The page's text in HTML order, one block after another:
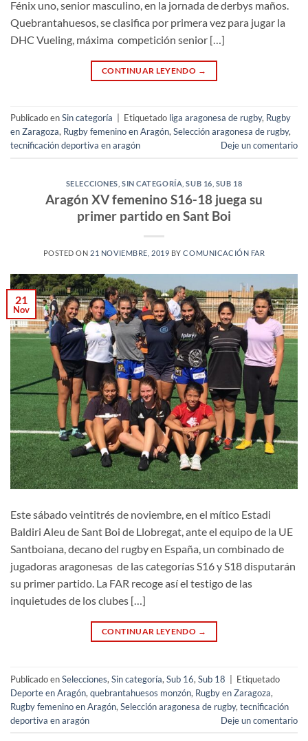
Fénix uno, senior masculino, en la jornada de derbys maños.
Quebrantahuesos, se clasifica por primera vez para jugar la
DHC Vueling, máxima competición senior […]
CONTINUAR LEYENDO →
Publicado enSin categoría Etiquetado liga aragonesa de rugby, Rugby
en Zaragoza, Rugby femenino en Aragón,Selección aragonesa de rugby,
tecnificación deportiva en aragón
Deje un comentario
SELECCIONES SIN CATEGORÍA ,SUB 16 SUB 18
Aragón XV femenino S16-18 juega su
primer partido en Sant Boi
POSTED ON 21 NOVIEMBRE, 2019 BYCOMUNICACIÓN FAR
21
Nov
Este sábado veintitrés de noviembre, en el mítico Estadi
Baldiri Aleu de Sant Boi de Llobregat, ante el equipo de la UE
Santboiana, decano del rugby en España, un combinado de
jugadoras aragonesas de las categorías S16 y S18 disputarán
su primer partido. La FAR recoge así el testigo de las
inquietudes de los clubes […]
CONTINUAR LEYENDO →
Publicado enSelecciones, Sin categoría, Sub 16, Sub 18 | Etiquetado
Deporte en Aragón, quebrantahuesos monzón, Rugby en Zaragoza,
Rugby femenino en Aragón, Selección aragonesa de rugby, tecnificación
deportiva en aragón
Deje un comentario